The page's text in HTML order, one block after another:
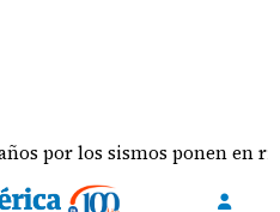
los sismos ponen en riesgo la